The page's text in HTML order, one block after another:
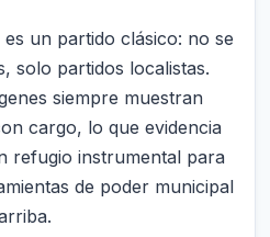
un partido clásico: no se
solo partidos localistas.
siempre muestran
cargo, lo que evidencia
refugio instrumental para
de poder municipal